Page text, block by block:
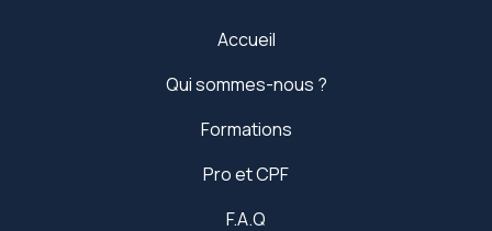
Accueil
Qui sommes-nous ?
Formations
Pro et CPF
F.A.Q